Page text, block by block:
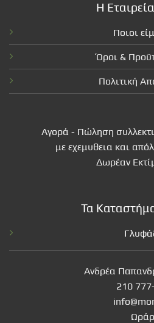
Η
Ποιοι
Όροι &
Πολιτική
Αγορά - Πώληση
με εχεμυθεια και
Δωρέαν
Τα
Ανδρέα
210